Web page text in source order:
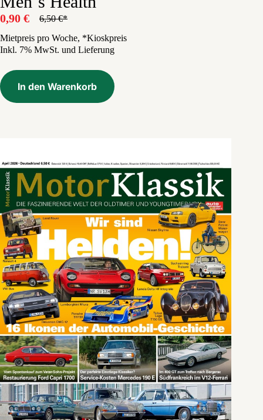
6,50€
Ursprünglicher
Preis
war:
0,90 €
Aktueller
Preis
ist:
Mietpreis pro Woche, *Kioskpreis
Inkl. 7% MwSt. und Lieferung
In den Warenkorb